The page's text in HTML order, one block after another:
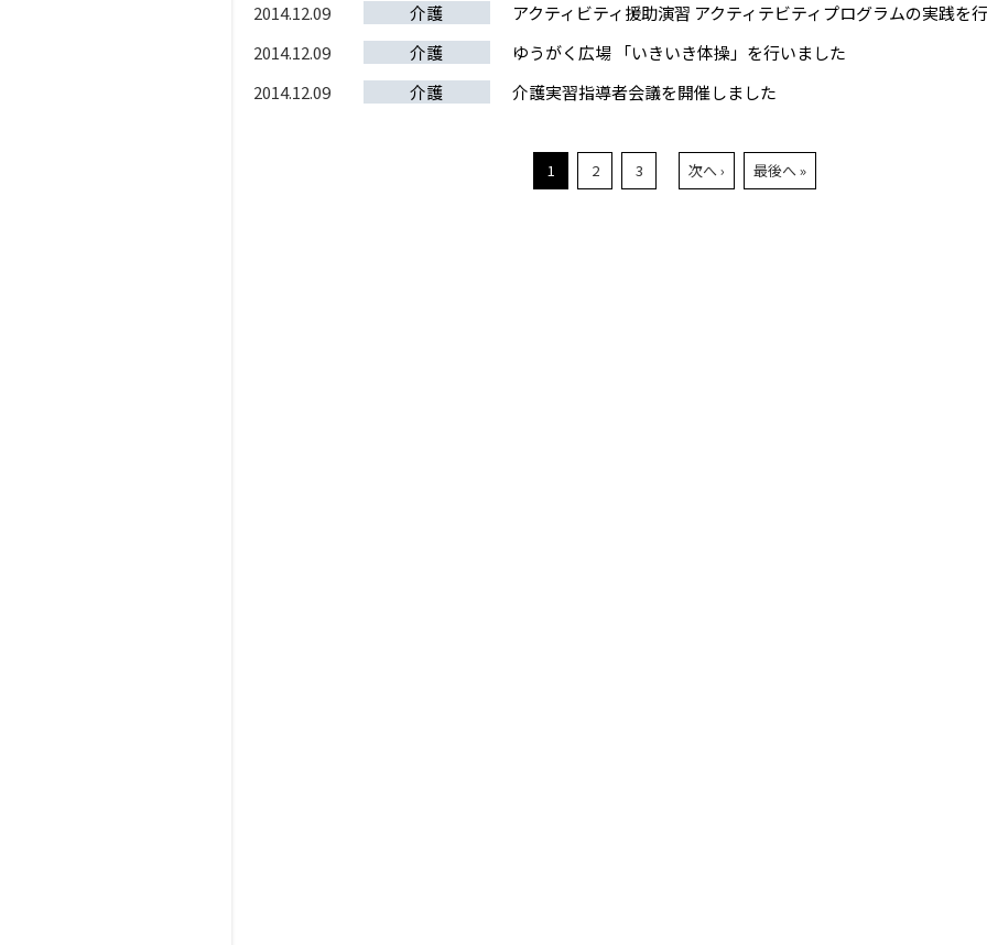
2014.12.09
介護
アクティビティ援助演習 アクティテビティプログラムの実践を
2014.12.09
介護
ゆうがく広場 「いきいき体操」を行いました
2014.12.09
介護 介護実習指導者会議を開催しました
1 2 3 次へ › 最後へ »